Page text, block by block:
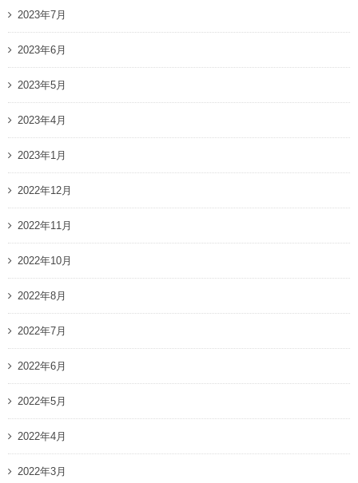
2023年7月
2023年6月
2023年5月
2023年4月
2023年1月
2022年12月
2022年11月
2022年10月
2022年8月
2022年7月
2022年6月
2022年5月
2022年4月
2022年3月